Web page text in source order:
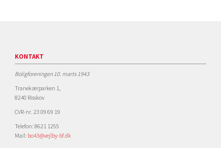
KONTAKT
Boligforeningen 10. marts 1943
Tranekærparken 1,
8240 Risskov
CVR-nr. 23 09 69 19
Telefon: 8621 1255
Mail: bo43@vejlby-bf.dk